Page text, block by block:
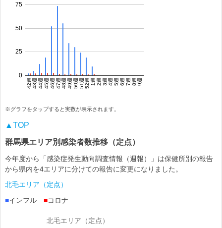
※グラフをタップすると実数が表示されます。
▲TOP
群馬県エリア別感染者数推移（定点）
今年度から「感染症発生動向調査情報（週報）」は保健所別の報告
から県内を4エリアに分けての報告に変更になりました。
北毛エリア（定点）
■インフル ■コロナ